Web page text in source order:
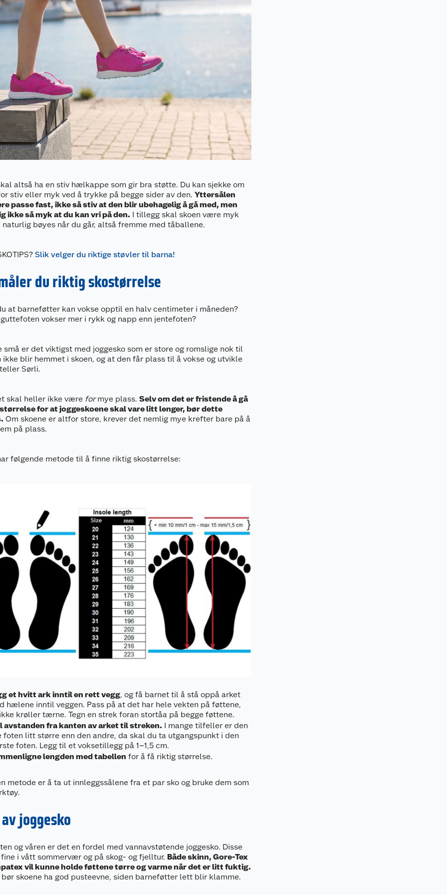
altså ha en stiv hælkappe som gir bra støtte. Du kan sjekke om
stiv eller myk ved å trykke på begge sider av den. Yttersålen
passe fast, ikke så stiv at den blir ubehagelig å gå med, men
ikke så myk at du kan vri på den. I tillegg skal skoen være myk
naturlig bøyes når du går, altså fremme med tåballene.
Slik velger du riktige støvler til barna!
du riktig skostørrelse
at barneføtter kan vokse opptil en halv centimeter i måneden?
vokser mer i rykk og napp enn jentefoten?
små er det viktigst med joggesko som er store og romslige nok til
ikke blir hemmet i skoen, og at den får plass til å vokse og utvikle
Sørli.
skal heller ikke være formye plass. Selv om det er fristende å gå
for at joggeskoene skal vare litt lenger, bør dette
Om skoene er altfor store, krever det nemlig mye krefter bare på å
på plass.
følgende metode til å finne riktig skostørrelse:
et hvitt ark inntil en rett vegg, og få barnet til å stå oppå arket
hælene inntil veggen. Pass på at det har hele vekten på føttene,
krøller tærne. Tegn en strek foran stortåa på begge føttene.
avstanden fra kanten av arket til streken. I mange tilfeller er den
foten litt større enn den andre, da skal du ta utgangspunkt i den
foten. Legg til et voksetillegg på 1–1,5 cm.
lengden med tabellen for å få riktig størrelse.
metode er å ta ut innleggssålene fra et par sko og bruke dem som
joggesko
og våren er det en fordel med vannavstøtende joggesko. Disse
fine i vått sommervær og på skog- og fjelltur. Både skinn, Gore-Tex
vil kunne holde føttene tørre og varme når det er litt fuktig.
skoene ha god pusteevne, siden barneføtter lett blir klamme.